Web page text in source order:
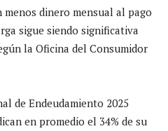
dinero mensual al pago
sigue siendo significativa
la Oficina del Consumidor
de Endeudamiento 2025
en promedio el 34% de su